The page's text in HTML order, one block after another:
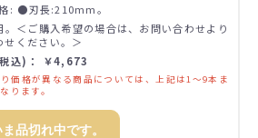
: ●刃長:210mm。
。＜ご購入希望の場合は、お問い合わせより
せください。＞
込)： ￥4,673
価格が異なる商品については、上記は1～9本ま
ります。
品切れ中です。